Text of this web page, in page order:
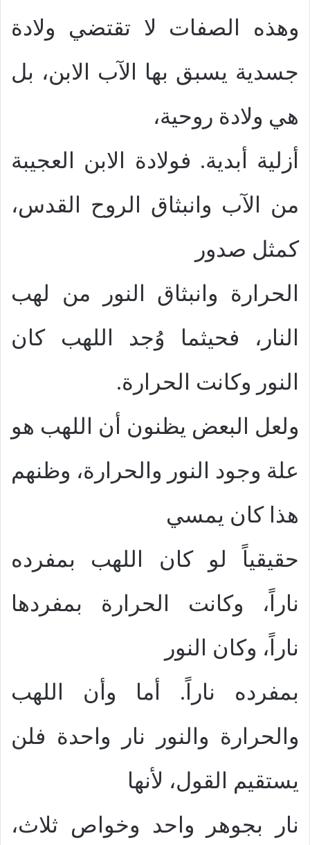
وهذه الصفات لا تقتضي ولادة
جسدية يسبق بها الآب الابن، بل
هي ولادة روحية،
أزلية أبدية. فولادة الابن العجيبة
من الآب وانبثاق الروح القدس،
كمثل صدور
الحرارة وانبثاق النور من لهب
النار، فحيثما وُجد اللهب كان
النور وكانت الحرارة.
ولعل البعض يظنون أن اللهب هو
علة وجود النور والحرارة، وظنهم
هذا كان يمسي
حقيقياً لو كان اللهب بمفرده
ناراً، وكانت الحرارة بمفردها
ناراً، وكان النور
بمفرده ناراً. أما وأن اللهب
والحرارة والنور نار واحدة فلن
يستقيم القول، لأنها
نار بجوهر واحد وخواص ثلاث،